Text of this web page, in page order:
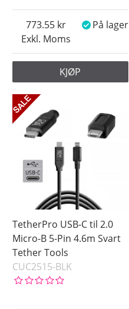
Exkl. Moms
773.55 På lager
KJØP
TetherPro USB-C til 2.0
Micro-B 5-Pin 4.6m Svart
Tether Tools
CUC2515-BLK